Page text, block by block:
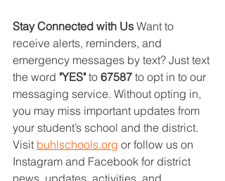
Stay Connected with Us Want to
receive alerts, reminders, and
emergency messages by text? Just text
the word "YES" to 67587 to opt in to our
messaging service. Without opting in,
you may miss important updates from
your student’s school and the district.
Visit buhlschools.org or follow us on
Instagram and Facebook for district
news, updates, activities, and